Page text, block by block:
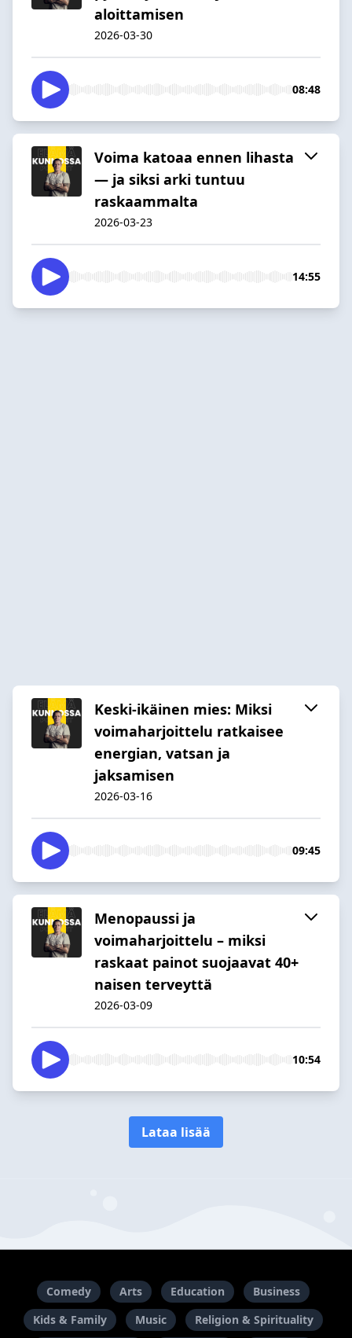
aloittamisen
2026-03-30
08:48
Voima katoaa ennen lihasta
— ja siksi arki tuntuu
raskaammalta
2026-03-23
14:55
Keski-ikäinen mies: Miksi
voimaharjoittelu ratkaisee
energian, vatsan ja
jaksamisen
2026-03-16
09:45
Menopaussi ja
voimaharjoittelu – miksi
raskaat painot suojaavat 40+
naisen terveyttä
2026-03-09
10:54
Lataa lisää
Comedy Arts Education
Business
Kids & Family
Music Religion & Spirituality